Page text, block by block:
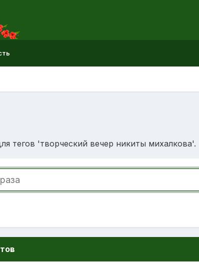
тегов 'творческий вечер никиты михалкова'.